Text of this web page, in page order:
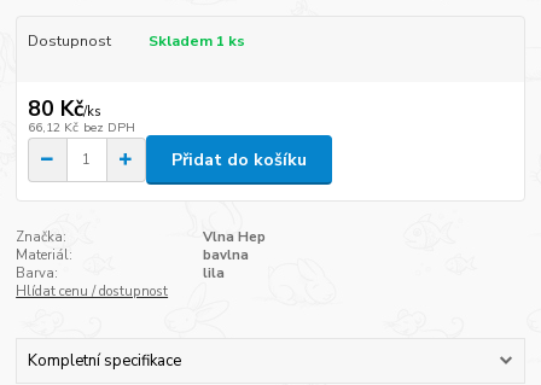
Dostupnost Skladem 1 ks
80 Kč/ks
66,12 Kč bez DPH
Přidat do košíku
Značka:
Vlna Hep
Materiál:
bavlna
Barva:
lila
Hlídat cenu / dostupnost
Kompletní specifikace